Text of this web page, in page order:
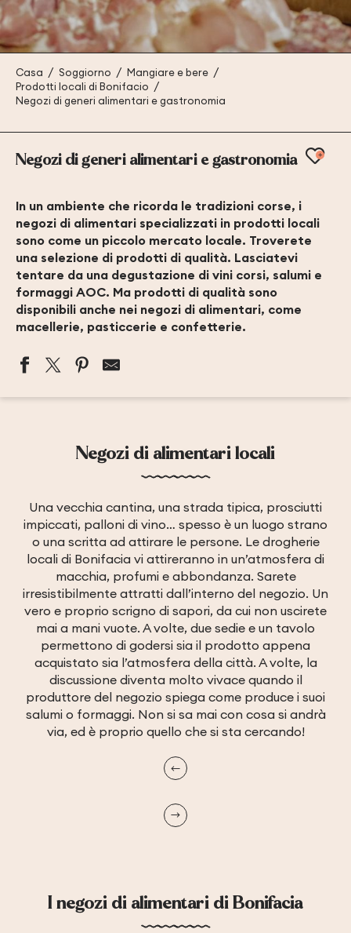
Casa Soggiorno
Mangiare e bere
Prodotti locali di Bonifacio
Negozi di generi alimentari e gastronomia
Negozi di generi alimentari e gastronomia
In un ambiente che ricorda le tradizioni corse, i
negozi di alimentari specializzati in prodotti locali
sono come un piccolo mercato locale. Troverete
una selezione di prodotti di qualità. Lasciatevi
tentare da una degustazione di vini corsi, salumi e
formaggi AOC. Ma prodotti di qualità sono
disponibili anche nei negozi di alimentari, come
macellerie, pasticcerie e confetterie.
Negozi di alimentari locali
Una vecchia cantina, una strada tipica, prosciutti
impiccati, palloni di vino… spesso è un luogo strano
o una scritta ad attirare le persone. Le drogherie
locali di Bonifacia vi attireranno in un’atmosfera di
macchia, profumi e abbondanza. Sarete
irresistibilmente attratti dall’interno del negozio. Un
vero e proprio scrigno di sapori, da cui non uscirete
mai a mani vuote. A volte, due sedie e un tavolo
permettono di godersi sia il prodotto appena
acquistato sia l’atmosfera della città. A volte, la
discussione diventa molto vivace quando il
produttore del negozio spiega come produce i suoi
salumi o formaggi. Non si sa mai con cosa si andrà
via, ed è proprio quello che si sta cercando!
I negozi di alimentari di Bonifacia